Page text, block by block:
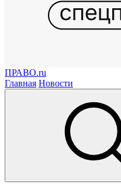
ПРАВО.ru
Главная Новости